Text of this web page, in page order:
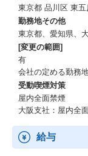
東京都 品川区 東
勤務地その他
東京都、愛知県、
[変更の範囲]
有
会社の定める勤務
受動喫煙対策
屋内全面禁煙
大阪支社：屋内全
給与